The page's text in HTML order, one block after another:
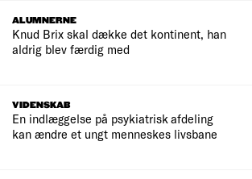
ALUMNERNE
Knud Brix skal dække det kontinent, han
aldrig blev færdig med
VIDENSKAB
En indlæggelse på psykiatrisk afdeling
kan ændre et ungt menneskes livsbane